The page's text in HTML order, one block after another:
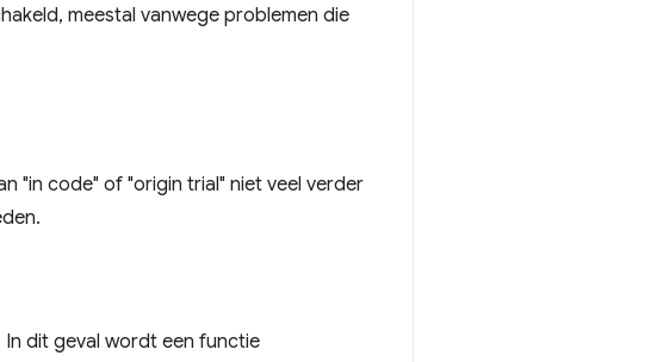
meestal vanwege problemen die
"in code" of "origin trial" niet veel verder
dit geval wordt een functie